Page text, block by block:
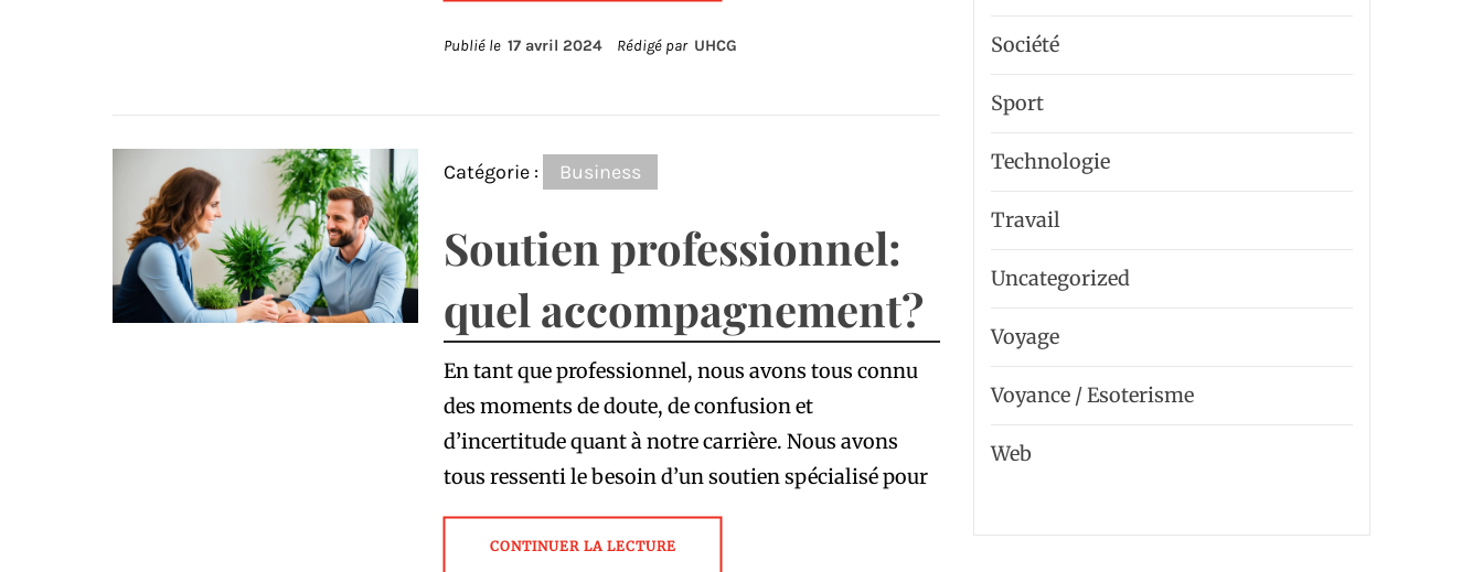
Publié le 17 avril 2024 Rédigé par UHCG
Catégorie : Business
Soutien professionnel:
quel accompagnement?
En tant que professionnel, nous avons tous connu
des moments de doute, de confusion et
d’incertitude quant à notre carrière. Nous avons
tous ressenti le besoin d’un soutien spécialisé pour
CONTINUER LA LECTURE
Société
Sport
Technologie
Travail
Uncategorized
Voyage
Voyance / Esoterisme
Web